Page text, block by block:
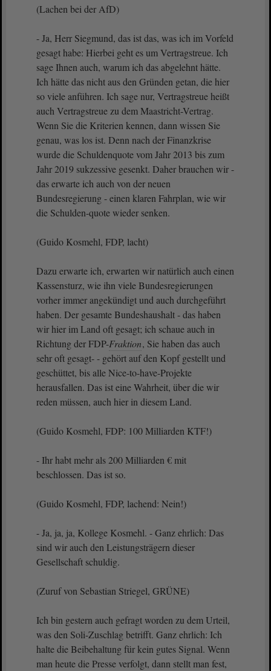
(Lachen bei der AfD)
- Ja, Herr Siegmund, das ist das, was ich im Vorfeld
gesagt habe: Hierbei geht es um Vertragstreue. Ich
sage Ihnen auch, warum ich das abgelehnt hätte.
Ich hätte das nicht aus den Gründen getan, die hier
so viele anführen. Ich sage nur, Vertragstreue heißt
auch Vertragstreue zu dem Maastricht-Vertrag.
Wenn Sie die Kriterien kennen, dann wissen Sie
genau, was los ist. Denn nach der Finanzkrise
wurde die Schuldenquote vom Jahr 2013 bis zum
Jahr 2019 sukzessive gesenkt. Daher brauchen wir -
das erwarte ich auch von der neuen
Bundesregierung - einen klaren Fahrplan, wie wir
die Schulden-quote wieder senken.
(Guido Kosmehl, FDP, lacht)
Dazu erwarte ich, erwarten wir natürlich auch einen
Kassensturz, wie ihn viele Bundesregierungen
vorher immer angekündigt und auch durchgeführt
haben. Der gesamte Bundeshaushalt - das haben
wir hier im Land oft gesagt; ich schaue auch in
Richtung der FDP-Fraktion, Sie haben das auch
sehr oft gesagt- - gehört auf den Kopf gestellt und
geschüttet, bis alle Nice-to-have-Projekte
herausfallen. Das ist eine Wahrheit, über die wir
reden müssen, auch hier in diesem Land.
(Guido Kosmehl, FDP: 100 Milliarden KTF!)
- Ihr habt mehr als 200 Milliarden € mit
beschlossen. Das ist so.
(Guido Kosmehl, FDP, lachend: Nein!)
- Ja, ja, ja, Kollege Kosmehl. - Ganz ehrlich: Das
sind wir auch den Leistungsträgern dieser
Gesellschaft schuldig.
(Zuruf von Sebastian Striegel, GRÜNE)
Ich bin gestern auch gefragt worden zu dem Urteil,
was den Soli-Zuschlag betrifft. Ganz ehrlich: Ich
halte die Beibehaltung für kein gutes Signal. Wenn
man heute die Presse verfolgt, dann stellt man fest,